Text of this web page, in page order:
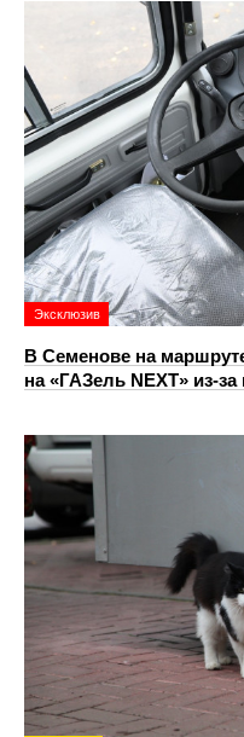
Эксклюзив
В Семенове на
на «ГАЗель NEXT»